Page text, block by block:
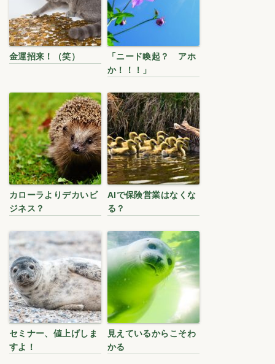
金運招来！（笑）
「ニード喚起？ アホ
か！！！」
カローラよりデカいビ
ジネス？
AIで保険営業はなくな
る？
セミナー、値上げしま
すよ！
見えているからこそわ
かる